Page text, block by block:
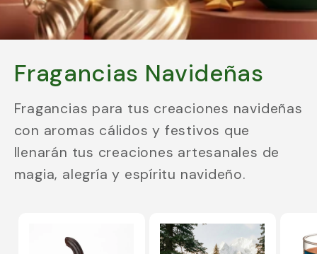
Fragancias Navideñas
Fragancias para tus creaciones navideñas
con aromas cálidos y festivos que
llenarán tus creaciones artesanales de
magia, alegría y espíritu navideño.